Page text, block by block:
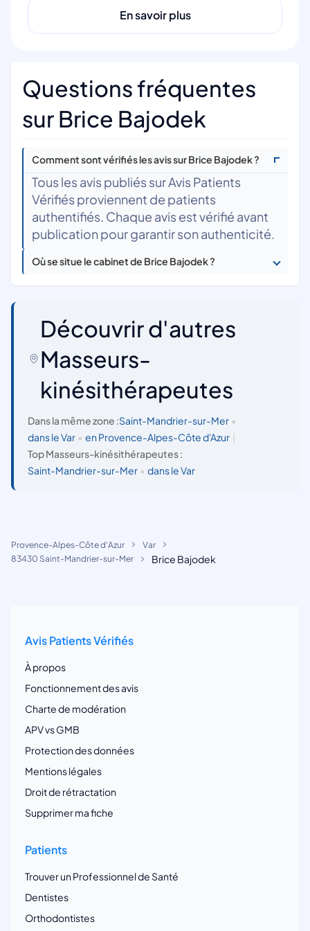
En savoir plus
Questions fréquentes
sur Brice Bajodek
Comment sont vérifiés les avis sur Brice Bajodek ?
Tous les avis publiés sur Avis Patients
Vérifiés proviennent de patients
authentifiés. Chaque avis est vérifié avant
publication pour garantir son authenticité.
Où se situe le cabinet de Brice Bajodek ?
Découvrir d'autres
Masseurs-
kinésithérapeutes
Dans la même zone :Saint-Mandrier-sur-Mer •
dans le Var • en Provence-Alpes-Côte d'Azur
Top Masseurs-kinésithérapeutes :
Saint-Mandrier-sur-Mer • dans le Var
Provence-Alpes-Côte d'Azur
Var
83430 Saint-Mandrier-sur-Mer
Brice Bajodek
Avis Patients Vérifiés
À propos
Fonctionnement des avis
Charte de modération
APV vs GMB
Protection des données
Mentions légales
Droit de rétractation
Supprimer ma fiche
Patients
Trouver un Professionnel de Santé
Dentistes
Orthodontistes